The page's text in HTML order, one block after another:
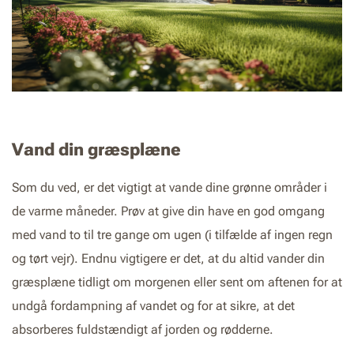
Vand din græsplæne
Som du ved, er det vigtigt at vande dine grønne områder i
de varme måneder. Prøv at give din have en god omgang
med vand to til tre gange om ugen (i tilfælde af ingen regn
og tørt vejr). Endnu vigtigere er det, at du altid vander din
græsplæne tidligt om morgenen eller sent om aftenen for at
undgå fordampning af vandet og for at sikre, at det
absorberes fuldstændigt af jorden og rødderne.